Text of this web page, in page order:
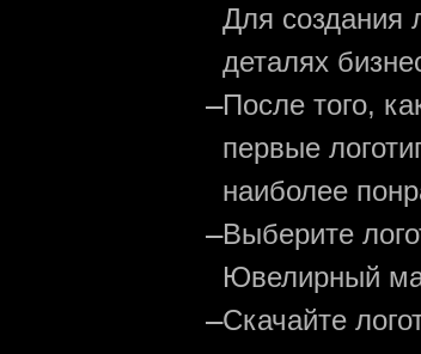
Для создания
деталях
—После того,
первые
наиболее
—Выберите
Ювелирный
—Скачайте